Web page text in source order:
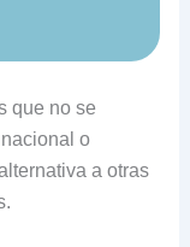
que no se
o
a otras